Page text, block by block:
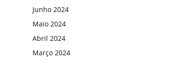
Junho 2024
Maio 2024
Abril 2024
Março 2024